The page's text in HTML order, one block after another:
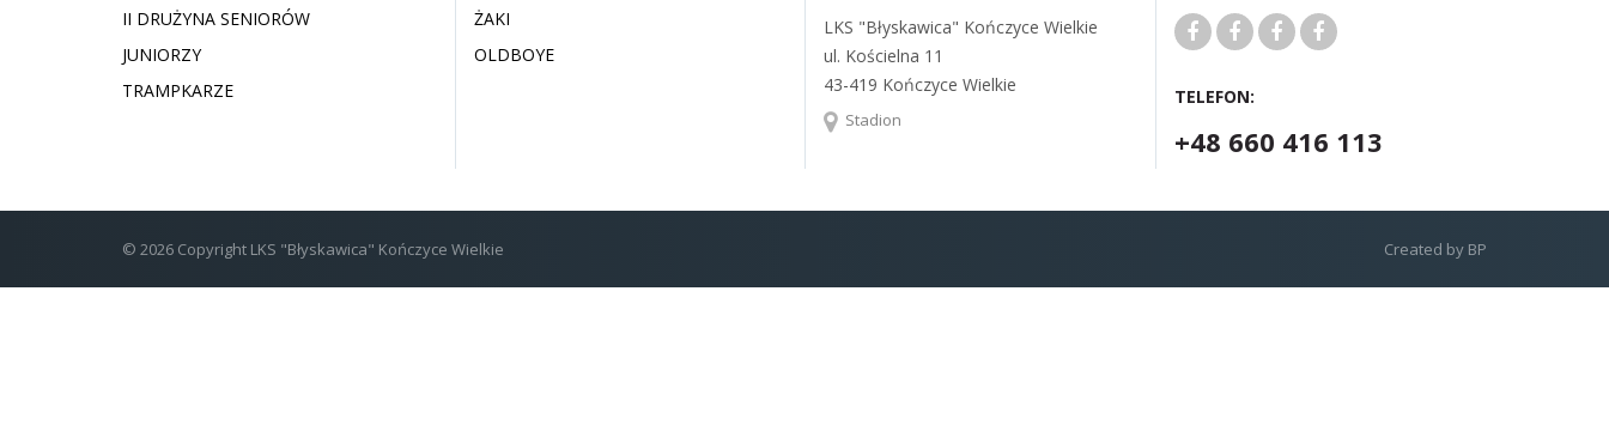
II DRUŻYNA SENIORÓW
JUNIORZY
TRAMPKARZE
ŻAKI
OLDBOYE
LKS "Błyskawica" Kończyce Wielkie
ul. Kościelna 11
43-419 Kończyce Wielkie
Stadion
TELEFON:
+48 660 416 113
© 2026 Copyright LKS "Błyskawica" Kończyce Wielkie Created by BP